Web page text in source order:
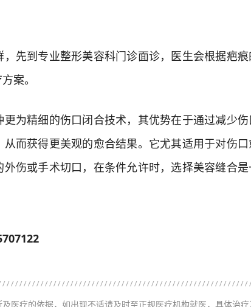
到专业整形美容科门诊面诊，医生会根据疤痕
案。
精细的伤口闭合技术，其优势在于通过减少伤
而获得更美观的愈合结果。它尤其适用于对伤
伤或手术切口，在条件允许时，选择美容缝合
医疗的依据，如出现不适请及时至正规医疗机构就医，具体治